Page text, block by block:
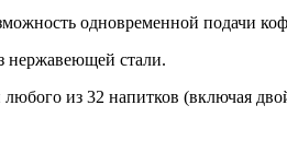
одновременной подачи
нержавеющей стали.
из 32 напитков (включая